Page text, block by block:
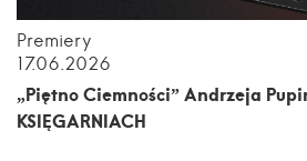
Premiery
17.06.2026
„Piętno Ciemności” Andrzeja
KSIĘGARNIACH